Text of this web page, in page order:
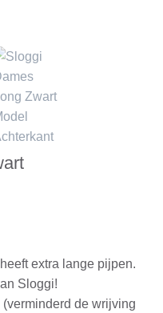
extra lange pijpen.
Sloggi!
de wrijving